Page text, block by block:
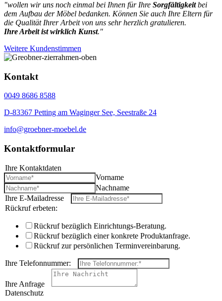
"wollen wir uns noch einmal bei Ihnen für Ihre Sorgfältigkeitbei
dem Aufbau der Möbel bedanken. Können Sie auch Ihre Eltern für
die Qualität Ihrer Arbeit von uns sehr herzlich gratulieren.
Ihre Arbeit ist wirklich Kunst."
Weitere Kundenstimmen
Kontakt
0049 8686 8588
D-83367 Petting am Waginger See, Seestraße 24
info@groebner-moebel.de
Kontaktformular
Ihre Kontaktdaten
Vorname
Nachname
Ihre E-Mailadresse
Rückruf erbeten:
Rückruf bezüglich Einrichtungs-Beratung.
Rückruf bezüglich einer konkrete Produktanfrage.
Rückruf zur persönlichen Terminvereinbarung.
Ihre Telefonnummer:
Ihre Anfrage
Datenschutz